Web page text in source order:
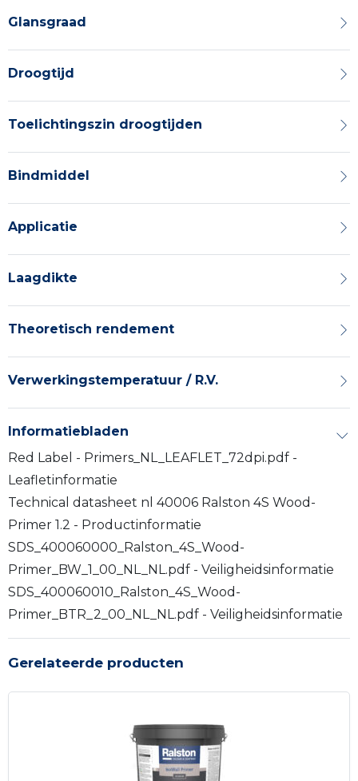
Glansgraad
Droogtijd
Toelichtingszin droogtijden
Bindmiddel
Applicatie
Laagdikte
Theoretisch rendement
Verwerkingstemperatuur / R.V.
Informatiebladen
Red Label - Primers_NL_LEAFLET_72dpi.pdf -
Leafletinformatie
Technical datasheet nl 40006 Ralston 4S Wood-
Primer 1.2 - Productinformatie
SDS_400060000_Ralston_4S_Wood-
Primer_BW_1_00_NL_NL.pdf - Veiligheidsinformatie
SDS_400060010_Ralston_4S_Wood-
Primer_BTR_2_00_NL_NL.pdf - Veiligheidsinformatie
Gerelateerde producten